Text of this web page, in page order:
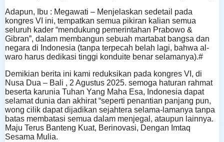
Adapun, Ibu : Megawati – Menjelaskan sedetail pada
kongres VI ini, tempatkan semua pikiran kalian semua
seluruh kader “mendukung pemerintahan Prabowo &
Gibran”, dalam membangun sebuah martabat bangsa dan
negara di Indonesia (tanpa terpecah belah lagi, bahwa al-
waro harus dedikasi tinggi konduite benar selamanya).#
Demikian berita ini kami reduksikan pada kongres VI, di
Nusa Dua – Bali , 2 Agustus 2025. semoga haturan rahmat
beserta karunia Tuhan Yang Maha Esa, Indonesia dapat
selamat dunia dan akhirat “seperti penantian panjang pun,
wong cilik dapat dijadikan sejahtera selama-lamanya tanpa
batas membatasi semua dalam menjegal, ataupun lainnya.
Maju Terus Banteng Kuat, Berinovasi, Dengan Imtaq
Sesama Mulia.